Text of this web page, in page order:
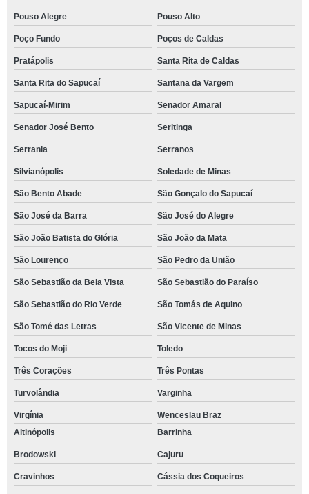
Pouso Alegre Pouso Alto
Poço Fundo Poços de Caldas
Pratápolis Santa Rita de Caldas
Santa Rita do Sapucaí Santana da Vargem
Sapucaí-Mirim Senador Amaral
Senador José Bento Seritinga
Serrania Serranos
Silvianópolis Soledade de Minas
São Bento Abade São Gonçalo do Sapucaí
São José da Barra São José do Alegre
São João Batista do Glória São João da Mata
São Lourenço São Pedro da União
São Sebastião da Bela Vista São Sebastião do Paraíso
São Sebastião do Rio Verde São Tomás de Aquino
São Tomé das Letras São Vicente de Minas
Tocos do Moji Toledo
Três Corações Três Pontas
Turvolândia Varginha
Virgínia
Wenceslau Braz
Altinópolis
Barrinha
Brodowski Cajuru
Cravinhos Cássia dos Coqueiros